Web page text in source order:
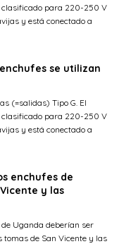
clasificado para 220-250 V
y está conectado a
se utilizan
(=salidas) Tipo G. El
clasificado para 220-250 V
y está conectado a
enchufes de
y las
Uganda deberían ser
tomas de San Vicente y las